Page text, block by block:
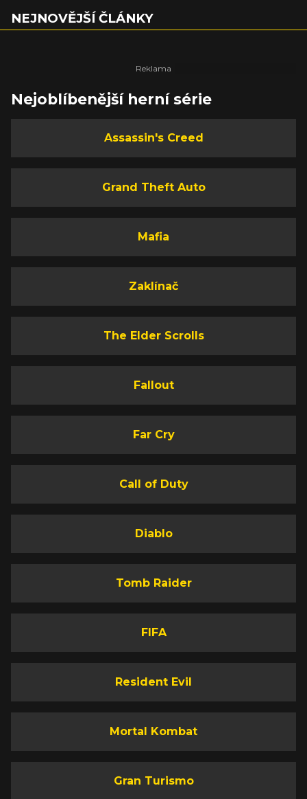
NEJNOVĚJŠÍ ČLÁNKY
Nejoblíbenější herní série
Assassin's Creed
Grand Theft Auto
Mafia
Zaklínač
The Elder Scrolls
Fallout
Far Cry
Call of Duty
Diablo
Tomb Raider
FIFA
Resident Evil
Mortal Kombat
Gran Turismo